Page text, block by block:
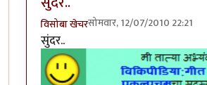
विसोबा खेचरसोमवार, 12/07/2010 22:21
सुंदर..